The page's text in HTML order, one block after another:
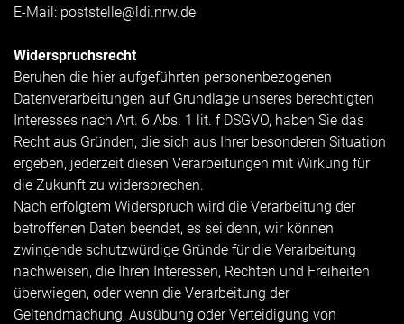
E-Mail: poststelle@ldi.nrw.de
Widerspruchsrecht
Beruhen die hier aufgeführten personenbezogenen
Datenverarbeitungen auf Grundlage unseres berechtigten
Interesses nach Art. 6 Abs. 1 lit. f DSGVO, haben Sie das
Recht aus Gründen, die sich aus Ihrer besonderen Situation
ergeben, jederzeit diesen Verarbeitungen mit Wirkung für
die Zukunft zu widersprechen.
Nach erfolgtem Widerspruch wird die Verarbeitung der
betroffenen Daten beendet, es sei denn, wir können
zwingende schutzwürdige Gründe für die Verarbeitung
nachweisen, die Ihren Interessen, Rechten und Freiheiten
überwiegen, oder wenn die Verarbeitung der
Geltendmachung, Ausübung oder Verteidigung von